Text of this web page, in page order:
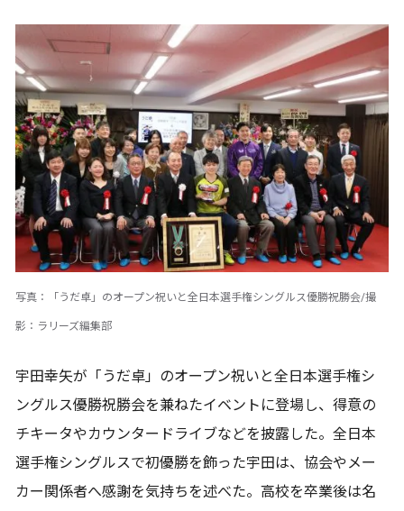
写真：「うだ卓」のオープン祝いと全日本選手権シングルス優勝祝勝会/撮
影：ラリーズ編集部
宇田幸矢が「うだ卓」のオープン祝いと全日本選手権シ
ングルス優勝祝勝会を兼ねたイベントに登場し、得意の
チキータやカウンタードライブなどを披露した。全日本
選手権シングルスで初優勝を飾った宇田は、協会やメー
カー関係者へ感謝を気持ちを述べた。高校を卒業後は名